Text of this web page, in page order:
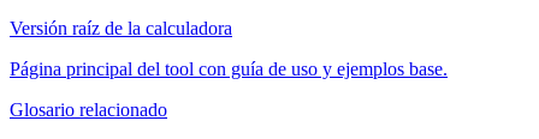
Versión raíz de la calculadora
Página principal del tool con guía de uso y ejemplos base.
Glosario relacionado